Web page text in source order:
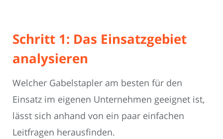
Schritt 1: Das Einsatzgebiet
analysieren
Welcher Gabelstapler am besten für den
Einsatz im eigenen Unternehmen geeignet ist,
lässt sich anhand von ein paar einfachen
Leitfragen herausfinden.